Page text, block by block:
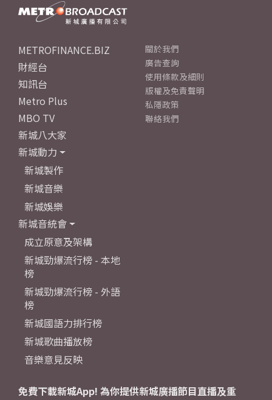
METROFINANCE.BIZ
財經台
知訊台
Metro Plus
MBO TV
新城八大家
新城動力
新城製作
新城音樂
新城娛樂
新城音統會
成立原意及架構
新城勁爆流行榜 - 本地
榜
新城勁爆流行榜 - 外語
榜
新城國語力排行榜
新城歌曲播放榜
音樂意見反映
關於我們
廣告查詢
使用條款及細則
版權及免責聲明
私隱政策
聯絡我們
免費下載新城App! 為你提供新城廣播節目直播及重